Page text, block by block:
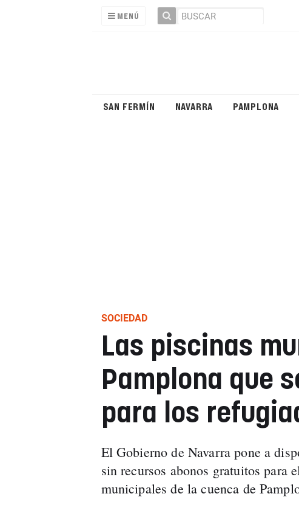
MENÚ
SAN FERMÍN NAVARRA PAMPLONA
SOCIEDAD
Las piscinas
Pamplona que
para los
El Gobierno de Navarra pone a
sin recursos abonos gratuitos para
municipales de la cuenca de